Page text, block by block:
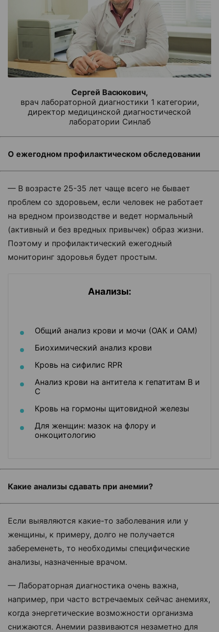
Сергей Васюкович,
врач лабораторной диагностики 1 категории,
директор медицинской диагностической
лаборатории Синлаб
О ежегодном профилактическом обследовании
— В возрасте 25-35 лет чаще всего не бывает
проблем со здоровьем, если человек не работает
на вредном производстве и ведет нормальный
(активный и без вредных привычек) образ жизни.
Поэтому и профилактический ежегодный
мониторинг здоровья будет простым.
Анализы:
Общий анализ крови и мочи (ОАК и ОАМ)
Биохимический анализ крови
Кровь на сифилис RPR
Анализ крови на антитела к гепатитам В и
С
Кровь на гормоны щитовидной железы
Для женщин: мазок на флору и
онкоцитологию
Какие анализы сдавать при анемии?
Если выявляются какие-то заболевания или у
женщины, к примеру, долго не получается
забеременеть, то необходимы специфические
анализы, назначенные врачом.
— Лабораторная диагностика очень важна,
например, при часто встречаемых сейчас анемиях,
когда энергетические возможности организма
снижаются. Анемии развиваются незаметно для